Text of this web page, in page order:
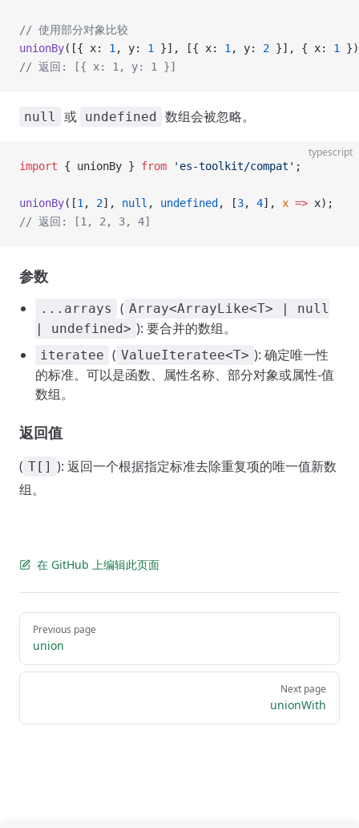
// 使用部分对象比较
unionBy([{ x: 1 , y: 1 }], [{ x: 1 , y: 2 }], { x: 1
// 返回: [{ x: 1, y: 1 }]
null 或 undefined 数组会被忽略。
typescript
import { unionBy } from 'es-toolkit/compat' ;
unionBy([1 , 2], null , undefined , [3, 4], x => x);
// 返回: [1, 2, 3, 4]
参数
...arrays ( Array<ArrayLike<T> | null
| undefined> ): 要合并的数组。
iteratee ( ValueIteratee<T> ): 确定唯一性
的标准。可以是函数、属性名称、部分对象或属性-值
数组。
返回值
( T[] ): 返回一个根据指定标准去除重复项的唯一值新数
组。
在 GitHub 上编辑此页面
Pager
Previous page
union
Next page
unionWith